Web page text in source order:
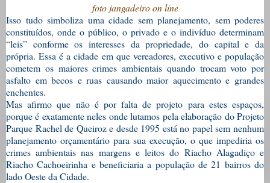
foto jangadeiro on line
Isso tudo simboliza uma cidade sem planejamento, sem poderes
constituídos, onde o público, o privado e o indivíduo determinam
“leis” conforme os interesses da propriedade, do capital e da
própria. Essa é a cidade em que vereadores, executivo e população
cometem os maiores crimes ambientais quando trocam voto por
asfalto em becos e ruas causando maior aquecimento e grandes
enchentes.
Mas afirmo que não é por falta de projeto para estes espaços,
porque é exatamente neles onde lutamos pela elaboração do Projeto
Parque Rachel de Queiroz e desde 1995 está no papel sem nenhum
planejamento orçamentário para sua execução, o que impediria os
crimes ambientais nas margens e leitos do Riacho Alagadiço e
Riacho Cachoeirinha e beneficiaria a população de 21 bairros do
lado Oeste da Cidade.